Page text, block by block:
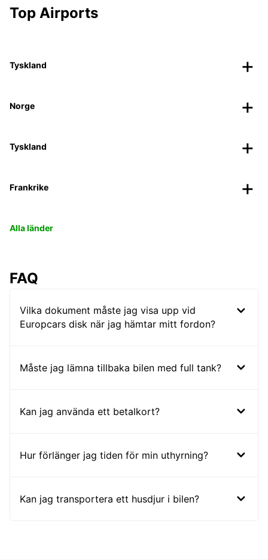
Top Airports
Tyskland
Norge
Tyskland
Frankrike
Alla länder
FAQ
Vilka dokument måste jag visa upp vid
Europcars disk när jag hämtar mitt fordon?
Måste jag lämna tillbaka bilen med full tank?
Kan jag använda ett betalkort?
Hur förlänger jag tiden för min uthyrning?
Kan jag transportera ett husdjur i bilen?